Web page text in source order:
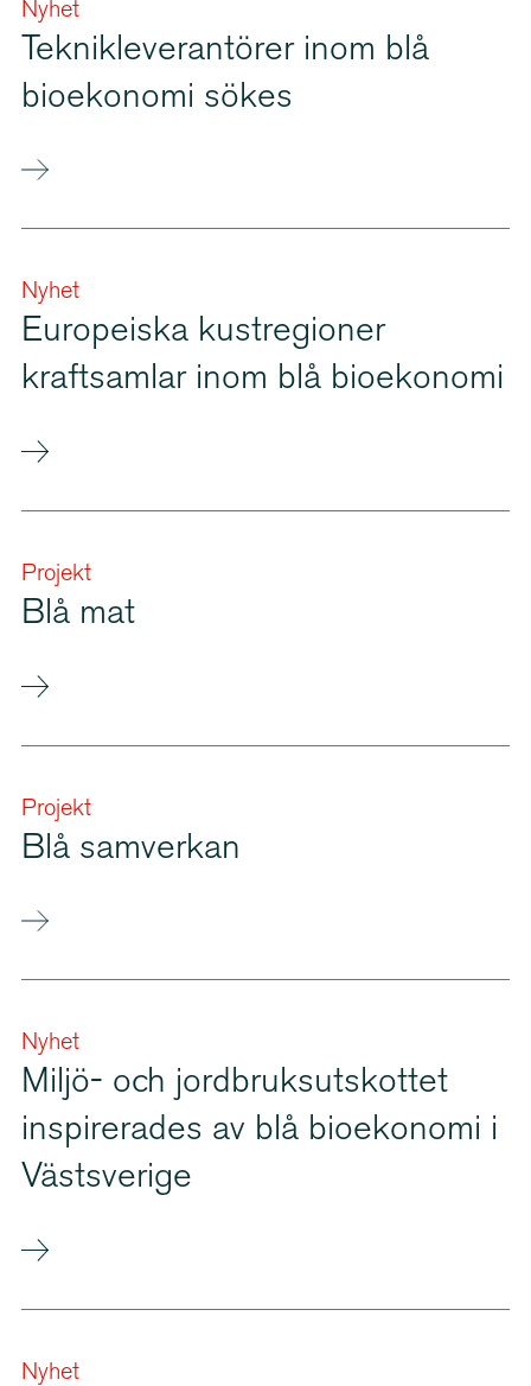
Nyhet
Teknik­le­ve­ran­törer inom blå
bioekonomi sökes
Nyhet
Europeiska kustregioner
kraftsamlar inom blå bioekonomi
Projekt
Blå mat
Projekt
Blå samverkan
Nyhet
Miljö- och jordbruks­ut­skottet
inspirerades av blå bioekonomi i
Västsverige
Nyhet